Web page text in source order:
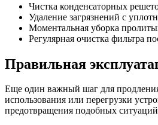
Чистка конденсаторных
Удаление загрязнений с
Моментальная уборка
Регулярная очистка фильтра
Правильная
Еще один важный шаг для
использования или перегрузки
предотвращения подобных